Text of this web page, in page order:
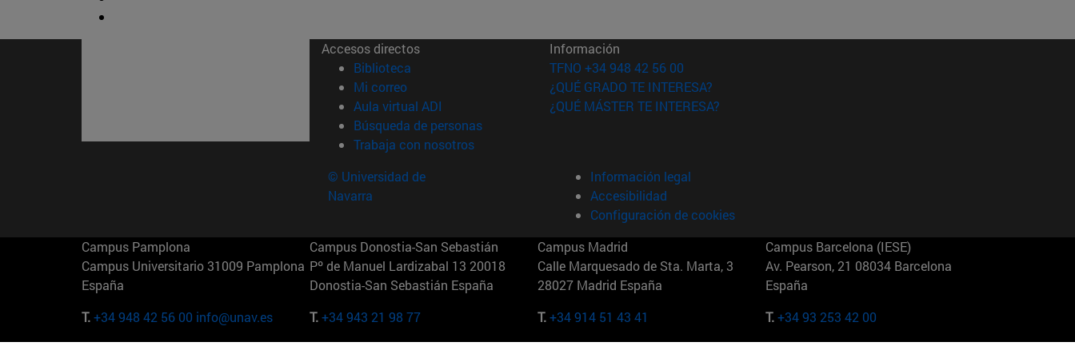
Accesos directos
Biblioteca (abre en nueva ventana)
Mi correo(abre en nueva ventana)
Aula virtual ADI (abre en nueva ventana)
Búsqueda de personas(abre en nueva ventana)
Trabaja con nosotros(abre en nueva ventana)
Información
TFNO +34 948 42 56 00
¿QUÉ GRADO TE INTERESA?
¿QUÉ MÁSTER TE INTERESA?
© Universidad de
Navarra
Información legal
Accesibilidad
Configuración de cookies
Campus Pamplona
Campus Universitario 31009 Pamplona
España
T.+34 948 42 56 00 info@unav.es
Campus Donostia-San Sebastián
Pº de Manuel Lardizabal 13 20018
Donostia-San Sebastián España
T.+34 943 21 98 77
Campus Madrid
Calle Marquesado de Sta. Marta, 3
28027 Madrid España
T.+34 914 51 43 41
Campus Barcelona (IESE)
Av. Pearson, 21 08034 Barcelona
España
T.+34 93 253 42 00